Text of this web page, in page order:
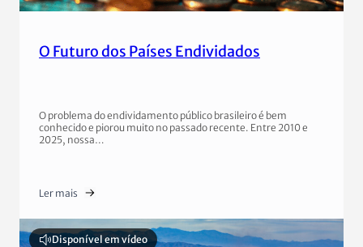
O Futuro dos Países Endividados
O problema do endividamento público brasileiro é bem
conhecido e piorou muito no passado recente. Entre 2010 e
2025, nossa…
Ler mais
Disponível em vídeo